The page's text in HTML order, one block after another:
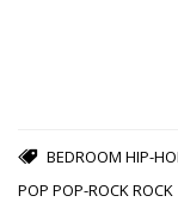
BEDROOM HIP-
POP POP-ROCKROCK